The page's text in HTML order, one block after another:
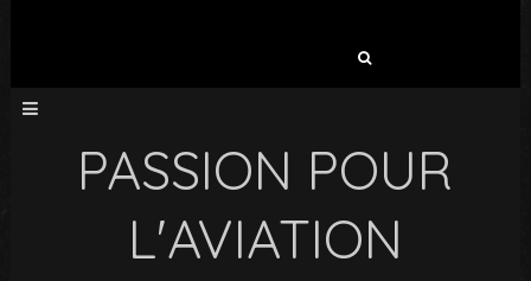
PASSION POUR
L'AVIATION